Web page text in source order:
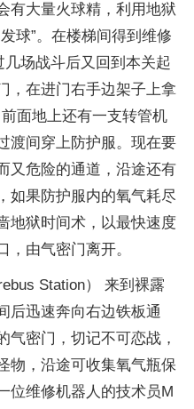
有大量火球精，利用地狱
球”。在楼梯间得到维修
场战斗后又回到本关起
，在进门右手边架子上拿
面地上还有一支转管机
渡间穿上防护服。现在要
又危险的通道，沿途还有
如果防护服内的氧气耗尽
地狱时间术，以最快速度
，由气密门离开。
Station） 来到裸露
后迅速奔向右边铁板通
气密门，切记不可恋战，
物，沿途可收集氧气瓶保
位维修机器人的技术员M